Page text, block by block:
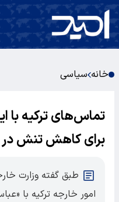
خانه سیاسی
تماس‌های ترکیه با
برای کاهش تنش
طبق گفته وزارت
امور خارجه ترکیه با